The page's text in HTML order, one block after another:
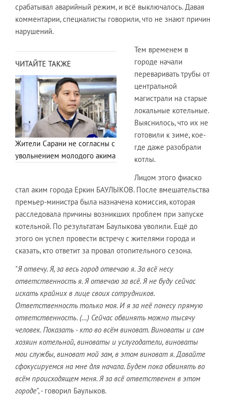
срабатывал аварийный режим, и всё выключалось. Давая
комментарии, специалисты говорили, что не знают причин
нарушений.
ЧИТАЙТЕ ТАКЖЕ
Жители Сарани не согласны с
увольнением молодого акима
Тем временем в
городе начали
переваривать трубы от
центральной
магистрали на старые
локальные котельные.
Выяснилось, что их не
готовили к зиме, кое-
где даже разобрали
котлы.
Лицом этого фиаско
стал аким города Еркин БАУЛЫКОВ. После вмешательства
премьер-министра была назначена комиссия, которая
расследовала причины возникших проблем при запуске
котельной. По результатам Баулыкова уволили. Ещё до
этого он успел провести встречу с жителями города и
сказать, кто ответит за провал отопительного сезона.
"Я отвечу. Я, за весь город отвечаю я. За всё несу
ответственность я. Я отвечаю за всё. Я не буду сейчас
искать крайних в лице своих сотрудников.
Ответственность только моя. И я за неё понесу прямую
ответственность. (…) Сейчас обвинять можно тысячу
человек. Показать - кто во всём виноват. Виноваты и сам
хозяин котельной, виноваты и услугодатели, виноваты
мои службы, виноват мой зам, в этом виноват я. Давайте
сфокусируемся на мне для начала. Будем пока обвинять во
всём происходящем меня. Я за всё ответственен в этом
городе", - говорил Баулыков.